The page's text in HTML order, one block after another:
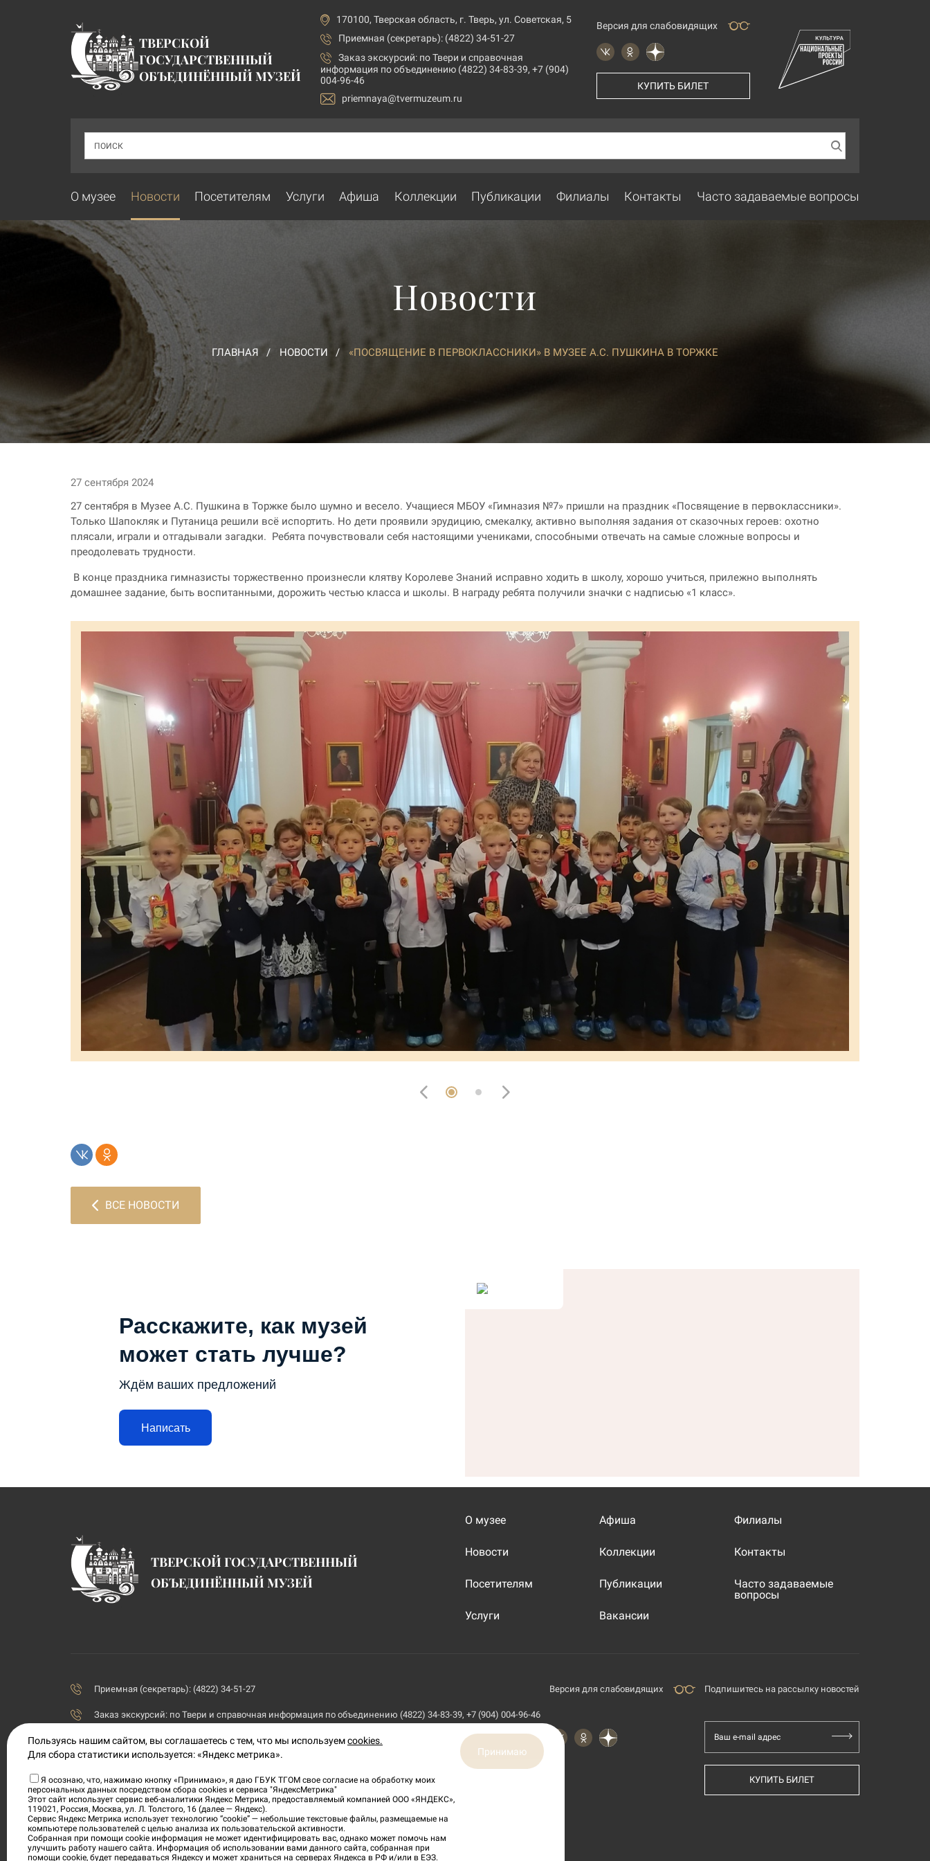
ТВЕРСКОЙ
ГОСУДАРСТВЕННЫЙ
ОБЪЕДИНЁННЫЙ МУЗЕЙ
170100, Тверская область, г. Тверь, ул. Советская, 5
Приемная (секретарь): (4822) 34-51-27
Заказ экскурсий: по Твери и справочная
информация по объединению (4822) 34-83-39, +7 (904)
004-96-46
priemnaya@tvermuzeum.ru
Версия для слабовидящих
КУПИТЬ БИЛЕТ
ПОИСК
О музее Новости Посетителям Услуги Афиша Коллекции Публикации Филиалы Контакты Часто задаваемые вопросы
Новости
ГЛАВНАЯ НОВОСТИ «ПОСВЯЩЕНИЕ В ПЕРВОКЛАССНИКИ» В МУЗЕЕ А.С. ПУШКИНА В ТОРЖКЕ
27 сентября 2024
27 сентября в Музее А.С. Пушкина в Торжке было шумно и весело. Учащиеся МБОУ «Гимназия №7» пришли на праздник «Посвящение в первоклассники».
Только Шапокляк и Путаница решили всё испортить. Но дети проявили эрудицию, смекалку, активно выполняя задания от сказочных героев: охотно
плясали, играли и отгадывали загадки. Ребята почувствовали себя настоящими учениками, способными отвечать на самые сложные вопросы и
преодолевать трудности.
В конце праздника гимназисты торжественно произнесли клятву Королеве Знаний исправно ходить в школу, хорошо учиться, прилежно выполнять
домашнее задание, быть воспитанными, дорожить честью класса и школы. В награду ребята получили значки с надписью «1 класс».
ВСЕ НОВОСТИ
Расскажите, как музей
может стать лучше?
Ждём ваших предложений
Написать
ТВЕРСКОЙ ГОСУДАРСТВЕННЫЙ
ОБЪЕДИНЁННЫЙ МУЗЕЙ
О музее
Новости
Посетителям
Услуги
Афиша
Коллекции
Публикации
Вакансии
Филиалы
Контакты
Часто задаваемые
вопросы
Приемная (секретарь): (4822) 34-51-27
Заказ экскурсий: по Твери и справочная информация по объединению (4822) 34-83-39, +7 (904) 004-96-46
priemnaya@tvermuzeum.ru
Политика конфиденциальности
Согласие на обработку персональных данных
Условия приобретения электронных билетов
Версия для слабовидящих Подпишитесь на рассылку новостей
Ваш e-mail адрес
КУПИТЬ БИЛЕТ
Пользуясь нашим сайтом, вы соглашаетесь с тем, что мы используемcookies.
Для сбора статистики используется: «Яндекс метрика».
Я осознаю, что, нажимаю кнопку «Принимаю», я даю ГБУК ТГОМ свое согласие на обработку моих
персональных данных посредством сбора cookies и сервиса "ЯндексМетрика"
Этот сайт использует сервис веб-аналитики Яндекс Метрика, предоставляемый компанией ООО «ЯНДЕКС»,
119021, Россия, Москва, ул. Л. Толстого, 16 (далее — Яндекс).
Сервис Яндекс Метрика использует технологию “cookie” — небольшие текстовые файлы, размещаемые на
компьютере пользователей с целью анализа их пользовательской активности.
Собранная при помощи cookie информация не может идентифицировать вас, однако может помочь нам
улучшить работу нашего сайта. Информация об использовании вами данного сайта, собранная при
помощи cookie, будет передаваться Яндексу и может храниться на серверах Яндекса в РФ и/или в ЕЭЗ.
Принимаю